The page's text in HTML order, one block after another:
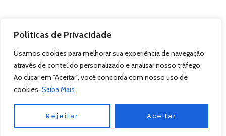
Políticas de Privacidade
Usamos cookies para melhorar sua experiência de navegação
através de conteúdo personalizado e analisar nosso tráfego.
Ao clicar em "Aceitar", você concorda com nosso uso de
cookies. Saiba Mais.
Rejeitar Aceitar